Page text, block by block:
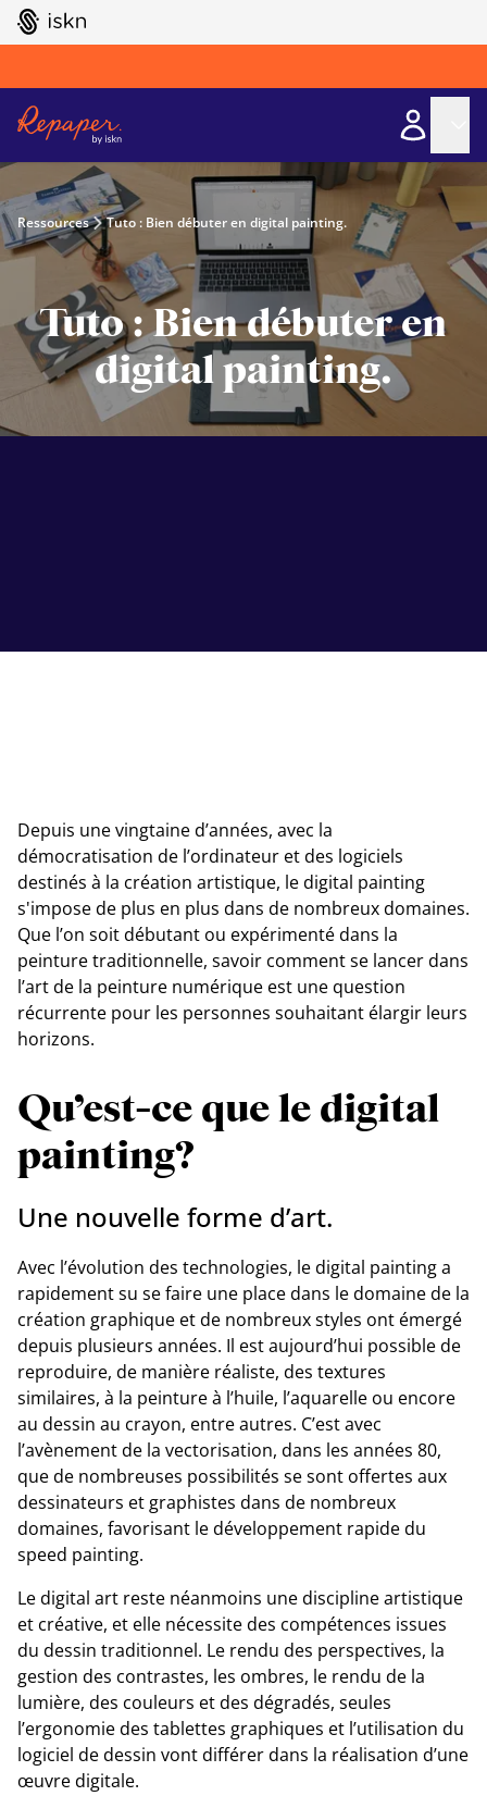
GO TO ISKN HOME
Ressources Tuto : Bien débuter en digital painting.
Tuto : Bien débuter en
digital painting.
Depuis une vingtaine d’années, avec la
démocratisation de l’ordinateur et des logiciels
destinés à la création artistique, le digital painting
s'impose de plus en plus dans de nombreux domaines.
Que l’on soit débutant ou expérimenté dans la
peinture traditionnelle, savoir comment se lancer dans
l’art de la peinture numérique est une question
récurrente pour les personnes souhaitant élargir leurs
horizons.
Qu’est-ce que le digital
painting?
Une nouvelle forme d’art.
Avec l’évolution des technologies, le digital painting a
rapidement su se faire une place dans le domaine de la
création graphique et de nombreux styles ont émergé
depuis plusieurs années. Il est aujourd’hui possible de
reproduire, de manière réaliste, des textures
similaires, à la peinture à l’huile, l’aquarelle ou encore
au dessin au crayon, entre autres. C’est avec
l’avènement de la vectorisation, dans les années 80,
que de nombreuses possibilités se sont offertes aux
dessinateurs et graphistes dans de nombreux
domaines, favorisant le développement rapide du
speed painting.
Le digital art reste néanmoins une discipline artistique
et créative, et elle nécessite des compétences issues
du dessin traditionnel. Le rendu des perspectives, la
gestion des contrastes, les ombres, le rendu de la
lumière, des couleurs et des dégradés, seules
l’ergonomie des tablettes graphiques et l’utilisation du
logiciel de dessin vont différer dans la réalisation d’une
œuvre digitale.